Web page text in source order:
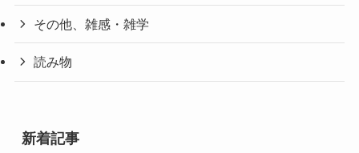
その他、雑感・雑学
読み物
新着記事